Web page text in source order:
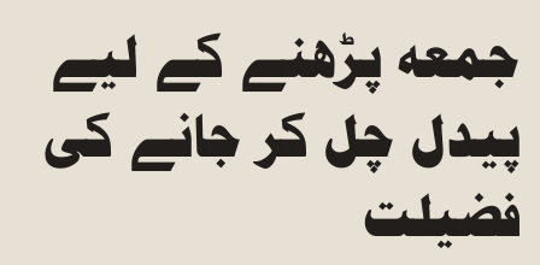
جمعہ پڑھنے کے لیے
پیدل چل کر جانے کی
فضیلت